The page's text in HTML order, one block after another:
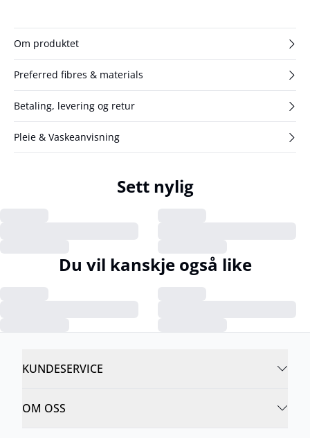
Om produktet
Preferred fibres & materials
Betaling, levering og retur
Pleie & Vaskeanvisning
Sett nylig
Du vil kanskje også like
KUNDESERVICE
OM OSS